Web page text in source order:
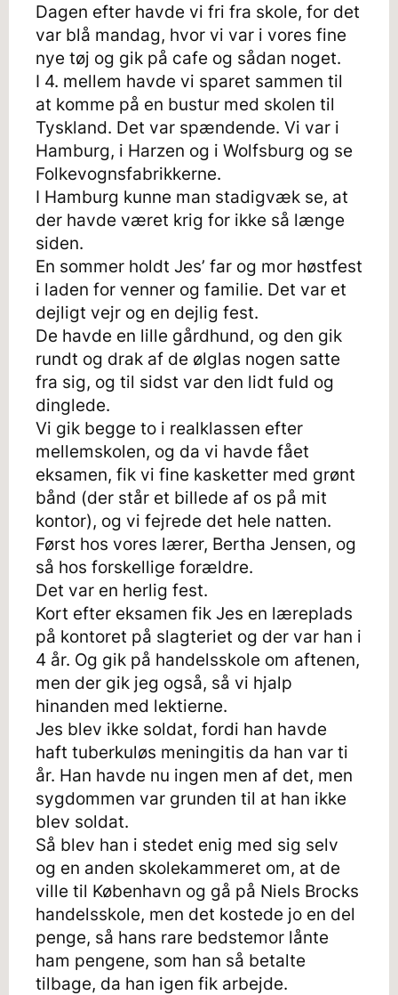
Dagen efter havde vi fri fra skole, for det
var blå mandag, hvor vi var i vores fine
nye tøj og gik på cafe og sådan noget.
I 4. mellem havde vi sparet sammen til
at komme på en bustur med skolen til
Tyskland. Det var spændende. Vi var i
Hamburg, i Harzen og i Wolfsburg og se
Folkevognsfabrikkerne.
I Hamburg kunne man stadigvæk se, at
der havde været krig for ikke så længe
siden.
En sommer holdt Jes’ far og mor høstfest
i laden for venner og familie. Det var et
dejligt vejr og en dejlig fest.
De havde en lille gårdhund, og den gik
rundt og drak af de ølglas nogen satte
fra sig, og til sidst var den lidt fuld og
dinglede.
Vi gik begge to i realklassen efter
mellemskolen, og da vi havde fået
eksamen, fik vi fine kasketter med grønt
bånd (der står et billede af os på mit
kontor), og vi fejrede det hele natten.
Først hos vores lærer, Bertha Jensen, og
så hos forskellige forældre.
Det var en herlig fest.
Kort efter eksamen fik Jes en læreplads
på kontoret på slagteriet og der var han i
4 år. Og gik på handelsskole om aftenen,
men der gik jeg også, så vi hjalp
hinanden med lektierne.
Jes blev ikke soldat, fordi han havde
haft tuberkuløs meningitis da han var ti
år. Han havde nu ingen men af det, men
sygdommen var grunden til at han ikke
blev soldat.
Så blev han i stedet enig med sig selv
og en anden skolekammeret om, at de
ville til København og gå på Niels Brocks
handelsskole, men det kostede jo en del
penge, så hans rare bedstemor lånte
ham pengene, som han så betalte
tilbage, da han igen fik arbejde.